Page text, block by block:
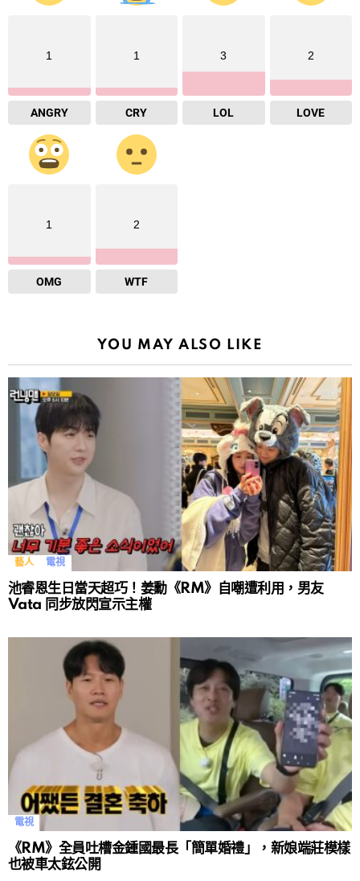
1
ANGRY
1
CRY
3
LOL
2
LOVE
1
OMG
2
WTF
YOU MAY ALSO LIKE
藝人 電視
池睿恩生日當天超巧！姜勳《RM》自嘲遭利用，男友
Vata 同步放閃宣示主權
電視
《RM》全員吐槽金鍾國最長「簡單婚禮」，新娘端莊模樣
也被車太鉉公開